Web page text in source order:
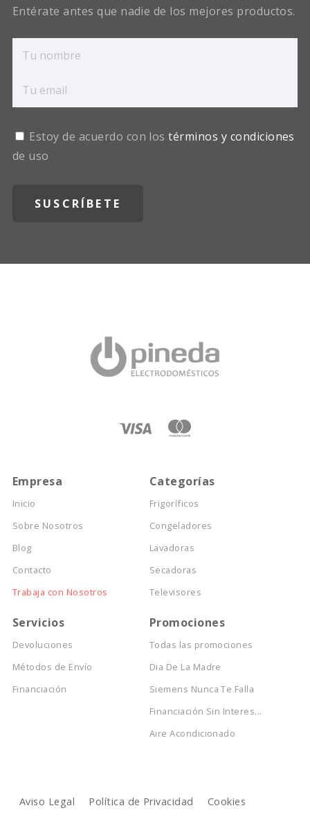
Entérate antes que nadie de los mejores productos.
Estoy de acuerdo con lostérminos y condiciones
de uso
Empresa
Inicio
Sobre Nosotros
Blog
Contacto
Trabaja con Nosotros
Categorías
Frigoríficos
Congeladores
Lavadoras
Secadoras
Televisores
Servicios
Devoluciones
Métodos de Envío
Financiación
Promociones
Todas las promociones
Dia De La Madre
Siemens Nunca Te Falla
Financiación Sin Interes...
Aire Acondicionado
Aviso Legal Política de Privacidad Cookies